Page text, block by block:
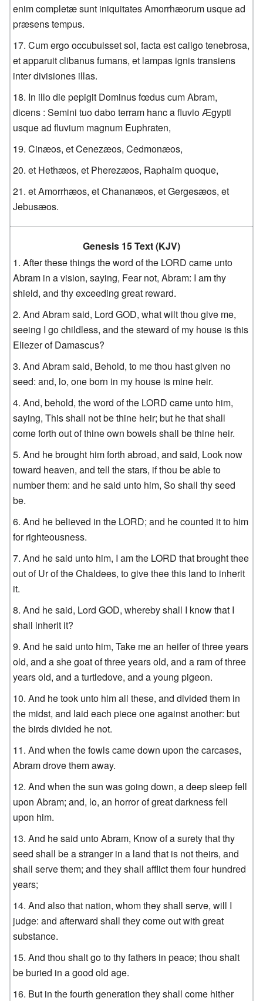
enim completæ sunt iniquitates Amorrhæorum usque ad
præsens tempus.
Cum ergo occubuisset sol, facta est caligo tenebrosa,
et apparuit clibanus fumans, et lampas ignis transiens
inter divisiones illas.
In illo die pepigit Dominus fœdus cum Abram,
dicens : Semini tuo dabo terram hanc a fluvio Ægypti
usque ad fluvium magnum Euphraten,
Cinæos, et Cenezæos, Cedmonæos,
et Hethæos, et Pherezæos, Raphaim quoque,
et Amorrhæos, et Chananæos, et Gergesæos, et
Jebusæos.
Genesis 15 Text (KJV)
After these things the word of the LORD came unto
Abram in a vision, saying, Fear not, Abram: I am thy
shield, and thy exceeding great reward.
And Abram said, Lord GOD, what wilt thou give me,
seeing I go childless, and the steward of my house is this
Eliezer of Damascus?
And Abram said, Behold, to me thou hast given no
seed: and, lo, one born in my house is mine heir.
And, behold, the word of the LORD came unto him,
saying, This shall not be thine heir; but he that shall
come forth out of thine own bowels shall be thine heir.
And he brought him forth abroad, and said, Look now
toward heaven, and tell the stars, if thou be able to
number them: and he said unto him, So shall thy seed
be.
And he believed in the LORD; and he counted it to him
for righteousness.
And he said unto him, I am the LORD that brought thee
out of Ur of the Chaldees, to give thee this land to inherit
it.
And he said, Lord GOD, whereby shall I know that I
shall inherit it?
And he said unto him, Take me an heifer of three years
old, and a she goat of three years old, and a ram of three
years old, and a turtledove, and a young pigeon.
And he took unto him all these, and divided them in
the midst, and laid each piece one against another: but
the birds divided he not.
And when the fowls came down upon the carcases,
Abram drove them away.
And when the sun was going down, a deep sleep fell
upon Abram; and, lo, an horror of great darkness fell
upon him.
And he said unto Abram, Know of a surety that thy
seed shall be a stranger in a land that is not theirs, and
shall serve them; and they shall afflict them four hundred
years;
And also that nation, whom they shall serve, will I
judge: and afterward shall they come out with great
substance.
And thou shalt go to thy fathers in peace; thou shalt
be buried in a good old age.
But in the fourth generation they shall come hither